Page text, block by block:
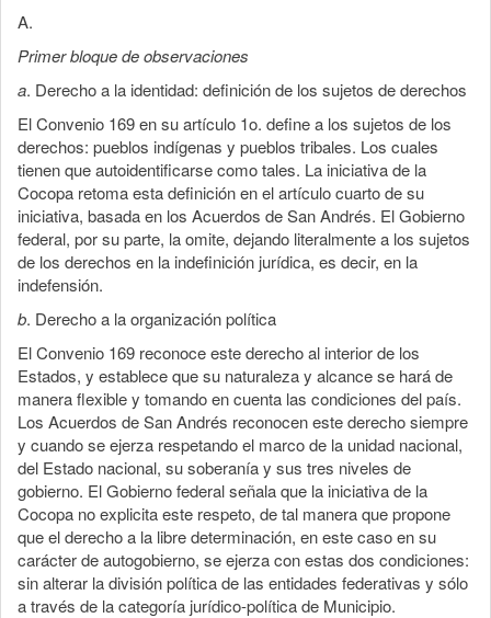
A.
Primer bloque de observaciones
a. Derecho a la identidad: definición de los sujetos de derechos
El Convenio 169 en su artículo 1o. define a los sujetos de los
derechos: pueblos indígenas y pueblos tribales. Los cuales
tienen que autoidentificarse como tales. La iniciativa de la
Cocopa retoma esta definición en el artículo cuarto de su
iniciativa, basada en los Acuerdos de San Andrés. El Gobierno
federal, por su parte, la omite, dejando literalmente a los sujetos
de los derechos en la indefinición jurídica, es decir, en la
indefensión.
b. Derecho a la organización política
El Convenio 169 reconoce este derecho al interior de los
Estados, y establece que su naturaleza y alcance se hará de
manera flexible y tomando en cuenta las condiciones del país.
Los Acuerdos de San Andrés reconocen este derecho siempre
y cuando se ejerza respetando el marco de la unidad nacional,
del Estado nacional, su soberanía y sus tres niveles de
gobierno. El Gobierno federal señala que la iniciativa de la
Cocopa no explicita este respeto, de tal manera que propone
que el derecho a la libre determinación, en este caso en su
carácter de autogobierno, se ejerza con estas dos condiciones:
sin alterar la división política de las entidades federativas y sólo
a través de la categoría jurídico-política de Municipio.